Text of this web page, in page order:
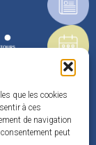
que les cookies
à ces
de navigation
peut